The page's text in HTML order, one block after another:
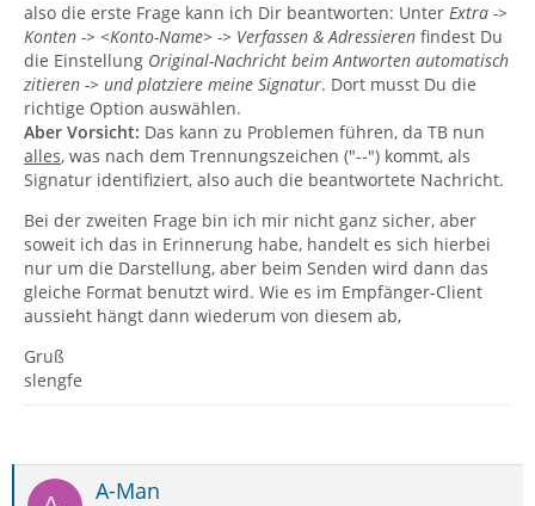
also die erste Frage kann ich Dir beantworten: Unter Extra ->
Konten -> <Konto-Name> -> Verfassen & Adressieren findest Du
die Einstellung Original-Nachricht beim Antworten automatisch
zitieren -> und platziere meine Signatur. Dort musst Du die
richtige Option auswählen.
Aber Vorsicht: Das kann zu Problemen führen, da TB nun
alles, was nach dem Trennungszeichen ("--") kommt, als
Signatur identifiziert, also auch die beantwortete Nachricht.
Bei der zweiten Frage bin ich mir nicht ganz sicher, aber
soweit ich das in Erinnerung habe, handelt es sich hierbei
nur um die Darstellung, aber beim Senden wird dann das
gleiche Format benutzt wird. Wie es im Empfänger-Client
aussieht hängt dann wiederum von diesem ab,
Gruß
slengfe
A-Man